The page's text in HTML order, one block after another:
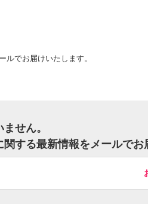
でお届けいたします。
せん。
する最新情報をメールでお